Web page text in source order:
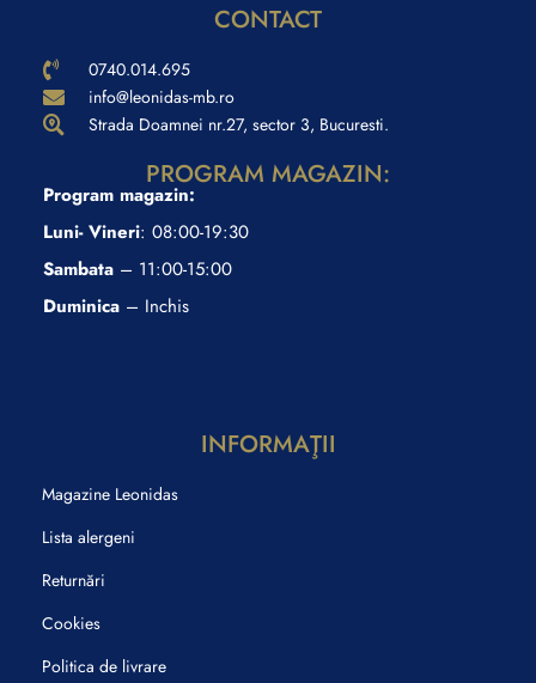
CONTACT
0740.014.695
info@leonidas-mb.ro
Strada Doamnei nr.27, sector 3, Bucuresti.
PROGRAM MAGAZIN:
Program magazin:
Luni- Vineri: 08:00-19:30
Sambata – 11:00-15:00
Duminica – Inchis
INFORMAŢII
Magazine Leonidas
Lista alergeni
Returnări
Cookies
Politica de livrare